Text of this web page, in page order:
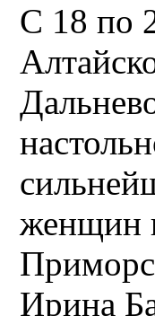
С 18 по
женщин
Ирина